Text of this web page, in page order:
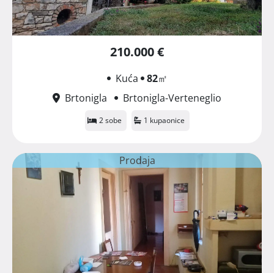
210.000 €
Kuća 82㎡
Brtonigla
Brtonigla-Verteneglio
2 sobe 1 kupaonice
Prodaja